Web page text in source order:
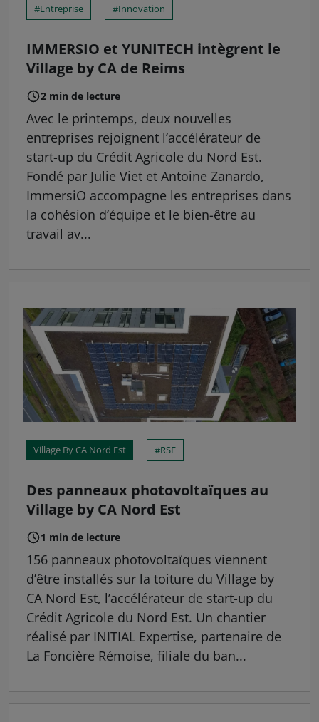
Entreprise
Innovation
IMMERSIO et YUNITECH intègrent le
Village by CA de Reims
2 min de lecture
Avec le printemps, deux nouvelles
entreprises rejoignent l’accélérateur de
start-up du Crédit Agricole du Nord Est.
Fondé par Julie Viet et Antoine Zanardo,
ImmersiO accompagne les entreprises dans
la cohésion d’équipe et le bien-être au
travail av...
Village By CA Nord Est RSE
Des panneaux photovoltaïques au
Village by CA Nord Est
1 min de lecture
156 panneaux photovoltaïques viennent
d’être installés sur la toiture du Village by
CA Nord Est, l’accélérateur de start-up du
Crédit Agricole du Nord Est. Un chantier
réalisé par INITIAL Expertise, partenaire de
La Foncière Rémoise, filiale du ban...